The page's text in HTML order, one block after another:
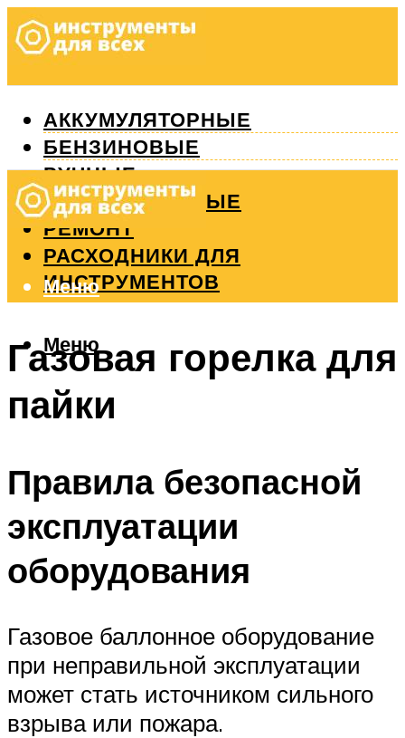
АККУМУЛЯТОРНЫЕ
БЕНЗИНОВЫЕ
РУЧНЫЕ
ИЗМЕРИТЕЛЬНЫЕ
РЕМОНТ
РАСХОДНИКИ ДЛЯ
ИНСТРУМЕНТОВ
Меню
Меню
Газовая горелка для
пайки
Правила безопасной
эксплуатации
оборудования
Газовое баллонное оборудование
при неправильной эксплуатации
может стать источником сильного
взрыва или пожара.